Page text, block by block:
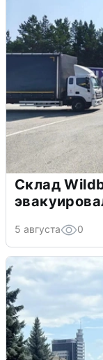
Склад
5 августа 0